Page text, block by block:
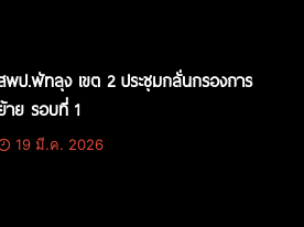
พป.พัทลุง เขต 2 ประชุมกลั่นกรองการ
าย รอบที่ 1
19 มี.ค. 2026